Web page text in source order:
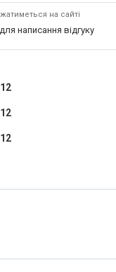
на сайті
для написання відгуку